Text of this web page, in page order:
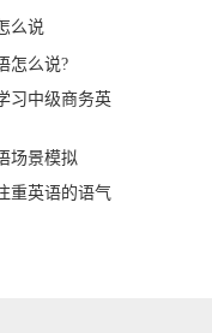
么说
怎么说?
习中级商务英
场景模拟
重英语的语气